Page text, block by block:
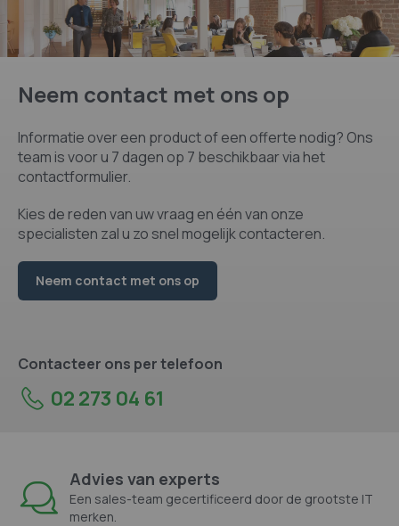
Neem contact met ons op
Informatie over een product of een offerte nodig? Ons
team is voor u 7 dagen op 7 beschikbaar via het
contactformulier.
Kies de reden van uw vraag en één van onze
specialisten zal u zo snel mogelijk contacteren.
Neem contact met ons op
Contacteer ons per telefoon
02 273 04 61
Advies van experts
Een sales-team gecertificeerd door de grootste IT
merken.